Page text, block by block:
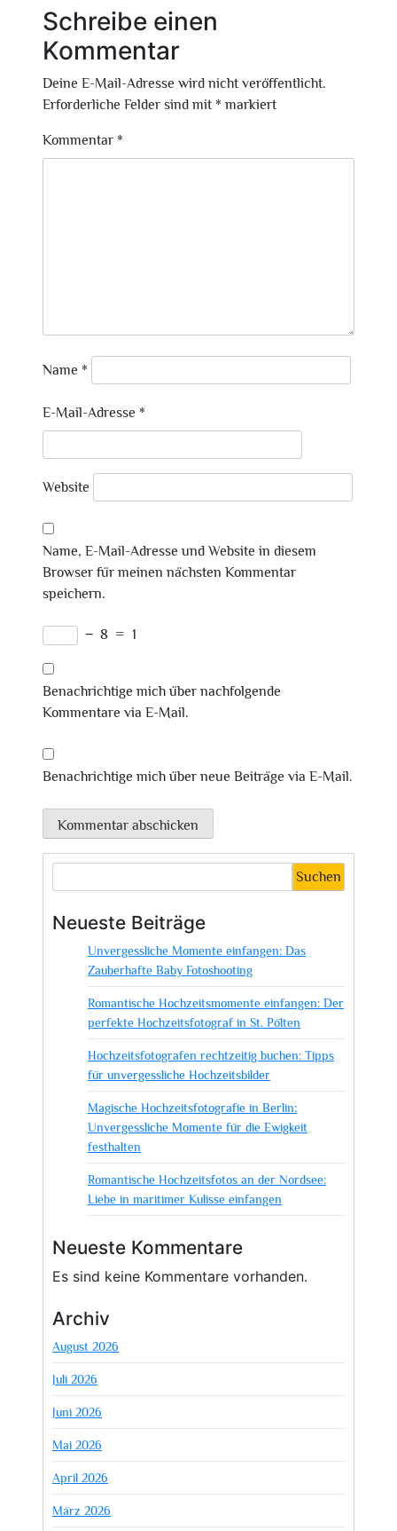
Schreibe einen
Kommentar
Deine E-Mail-Adresse wird nicht veröffentlicht.
Erforderliche Felder sind mit * markiert
Kommentar *
Name *
E-Mail-Adresse *
Website
Name, E-Mail-Adresse und Website in diesem
Browser für meinen nächsten Kommentar
speichern.
− 8 = 1
Benachrichtige mich über nachfolgende
Kommentare via E-Mail.
Benachrichtige mich über neue Beiträge via E-Mail.
Suchen
Neueste Beiträge
Unvergessliche Momente einfangen: Das
Zauberhafte Baby Fotoshooting
Romantische Hochzeitsmomente einfangen: Der
perfekte Hochzeitsfotograf in St. Pölten
Hochzeitsfotografen rechtzeitig buchen: Tipps
für unvergessliche Hochzeitsbilder
Magische Hochzeitsfotografie in Berlin:
Unvergessliche Momente für die Ewigkeit
festhalten
Romantische Hochzeitsfotos an der Nordsee:
Liebe in maritimer Kulisse einfangen
Neueste Kommentare
Es sind keine Kommentare vorhanden.
Archiv
August 2026
Juli 2026
Juni 2026
Mai 2026
April 2026
März 2026